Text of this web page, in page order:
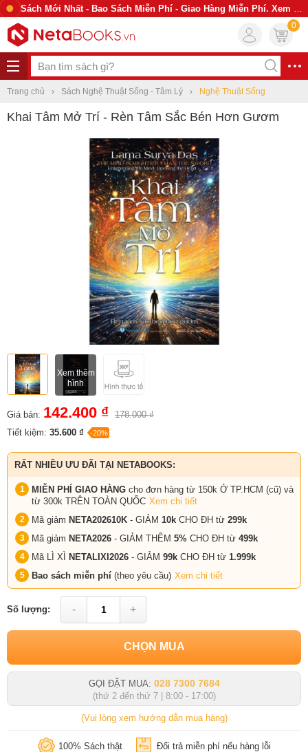
Sách Mới Nhất - Bao Sách Miễn Phí - Giao Hàng Miễn Phí. Xem Ngay
0
Trang chủ Sách Nghệ Thuật Sống - Tâm Lý Nghệ Thuật Sống
Khai Tâm Mở Trí - Rèn Tâm Sắc Bén Hơn Gươm
Xem thêm
hình
Giá bán: 142.400 ₫ 178.000 ₫
Tiết kiệm: 35.600 ₫ -20%
RẤT NHIỀU ƯU ĐÃI TẠI NETABOOKS:
MIỄN PHÍ GIAO HÀNG cho đơn hàng từ 150k Ở TP.HCM (cũ) và
từ 300k TRÊN TOÀN QUỐC Xem chi tiết
Mã giảm NETA202610K - GIẢM 10k CHO ĐH từ 299k
Mã giảm NETA2026 - GIẢM THÊM 5% CHO ĐH từ 499k
Mã LÌ XÌ NETALIXI2026 - GIẢM 99k CHO ĐH từ 1.999k
Bao sách miễn phí (theo yêu cầu) Xem chi tiết
Số lượng: - +
CHỌN MUA
GỌI ĐẶT MUA: 028 7300 7684
(thứ 2 đến thứ 7 | 8:00 - 17:00)
(Vui lòng xem hướng dẫn mua hàng)
100% Sách thật Đổi trả miễn phí nếu hàng lỗi